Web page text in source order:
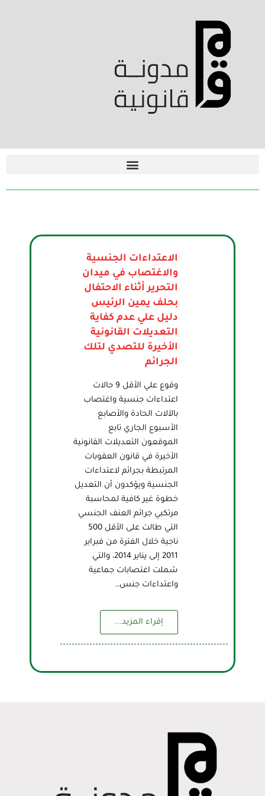
الاعتداءات الجنسية
والاغتصاب في ميدان
التحرير أثناء الاحتفال
بحلف يمين الرئيس
دليل علي عدم كفاية
التعديلات القانونية
الأخيرة للتصدي لتلك
الجرائم
وقوع علي الأقل 9 حالات
اعتداءات جنسية واغتصاب
بالآلات الحادة والأصابع
الأسبوع الجاري تابع
الموقعون التعديلات القانونية
الأخيرة في قانون العقوبات
المرتبطة بجرائم لاعتداءات
الجنسية ويؤكدون أن التعديل
خطوة غير كافية لمحاسبة
مرتكبي جرائم العنف الجنسي
التي طالت على الأقل 500
ناجية خلال الفترة من فبراير
2011 إلى يناير 2014، والتي
شملت اغتصابات جماعية
واعتداءات جنس…
إقراء المزيد...